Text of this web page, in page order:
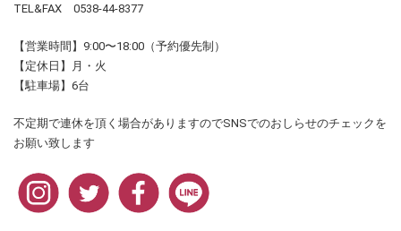
TEL&FAX 0538-44-8377
【営業時間】9:00〜18:00（予約優先制）
【定休日】月・火
【駐車場】6台
不定期で連休を頂く場合がありますのでSNSでのおしらせのチェックを
お願い致します